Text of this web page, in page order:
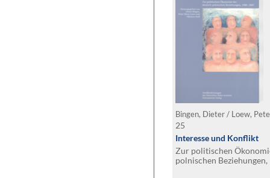
Bingen, Dieter / Loew,
25
Interesse und Konflikt
Zur politischen
polnischen